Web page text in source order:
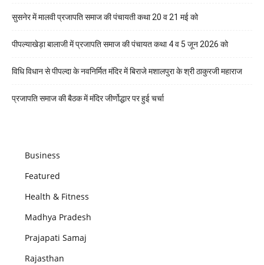
सुसनेर में मालवी प्रजापति समाज की पंचायती कथा 20 व 21 मई को
पीपल्याखेड़ा बालाजी में प्रजापति समाज की पंचायत कथा 4 व 5 जून 2026 को
विधि विधान से पीपल्दा के नवनिर्मित मंदिर में बिराजे मशालपुरा के श्री ठाकुरजी महाराज
प्रजापति समाज की बैठक में मंदिर जीर्णोद्धार पर हुई चर्चा
Business
Featured
Health & Fitness
Madhya Pradesh
Prajapati Samaj
Rajasthan